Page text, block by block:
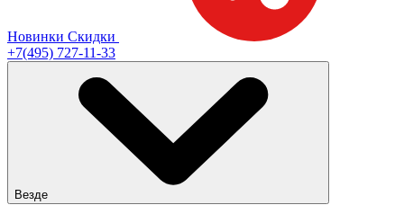
Новинки Скидки
+7(495) 727-11-33
Везде